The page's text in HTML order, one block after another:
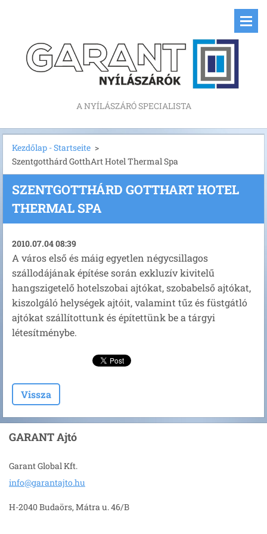
A NYÍLÁSZÁRÓ SPECIALISTA
Kezdőlap - Startseite >
Szentgotthárd GotthArt Hotel Thermal Spa
SZENTGOTTHÁRD GOTTHART HOTEL
THERMAL SPA
2010.07.04 08:39
A város első és máig egyetlen négycsillagos
szállodájának építése során exkluzív kivitelű
hangszigetelő hotelszobai ajtókat, szobabelső ajtókat,
kiszolgáló helységek ajtóit, valamint tűz és füstgátló
ajtókat szállítottunk és építettünk be a tárgyi
létesítménybe.
Vissza
GARANT Ajtó
Garant Global Kft.
info@garantajto.hu
H-2040 Budaörs, Mátra u. 46/B